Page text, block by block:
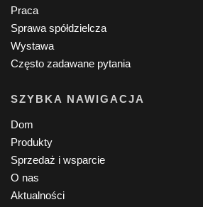
Praca
Sprawa spółdzielcza
Wystawa
Często zadawane pytania
SZYBKA NAWIGACJA
Dom
Produkty
Sprzedaż i wsparcie
O nas
Aktualności